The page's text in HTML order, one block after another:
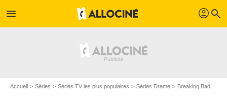
menu profil search
Accueil Séries Séries TV les plus populaires Séries Drame Breaking Bad